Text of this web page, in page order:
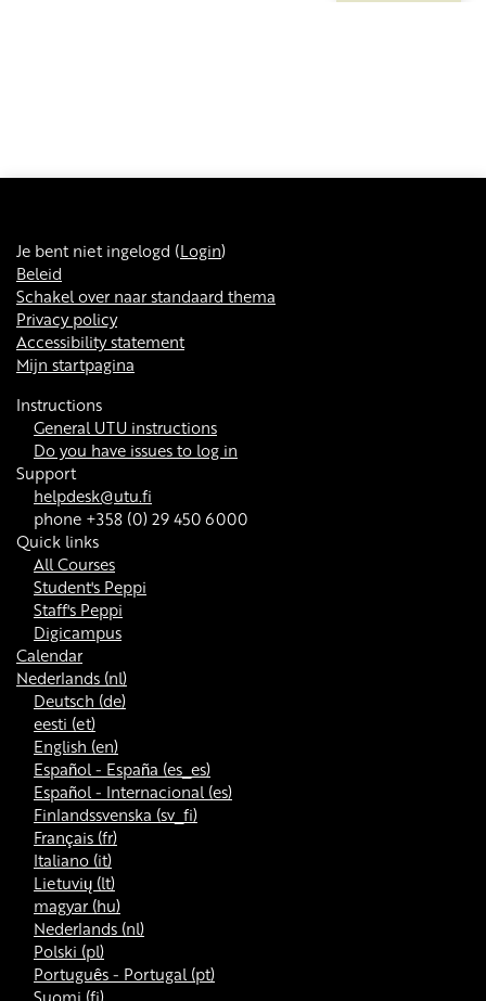
Je bent niet ingelogd (Login)
Beleid
Schakel over naar standaard thema
Privacy policy
Accessibility statement
Mijn startpagina
Instructions
General UTU instructions
Do you have issues to log in
Support
helpdesk@utu.fi
phone +358 (0) 29 450 6000
Quick links
All Courses
Student's Peppi
Staff's Peppi
Digicampus
Calendar
Nederlands ‎(nl)‎
Deutsch ‎(de)‎
eesti ‎(et)‎
English ‎(en)‎
Español - España ‎(es_es)‎
Español - Internacional ‎(es)‎
Finlandssvenska ‎(sv_fi)‎
Français ‎(fr)‎
Italiano ‎(it)‎
Lietuvių ‎(lt)‎
magyar ‎(hu)‎
Nederlands ‎(nl)‎
Polski ‎(pl)‎
Português - Portugal ‎(pt)‎